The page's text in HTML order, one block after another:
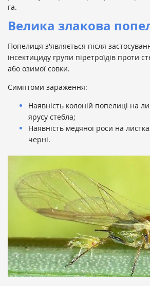
га.
Велика злакова
Попелиця з'являється після
інсектициду групи піретроїдів проти
або озимої совки.
Симптоми зараження:
Наявність колоній попелиці на
ярусу стебла;
Наявність медяної роси на
черні.